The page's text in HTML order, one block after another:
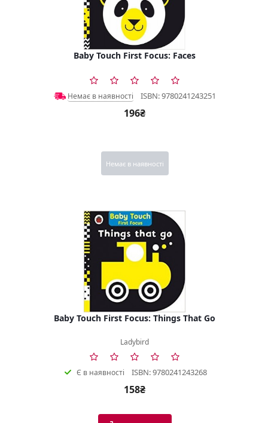
Baby Touch First Focus: Faces
Немає в наявності ISBN: 9780241243251
196₴
Немає в наявності
Baby Touch First Focus: Things That Go
Ladybird
Є в наявності ISBN: 9780241243268
158₴